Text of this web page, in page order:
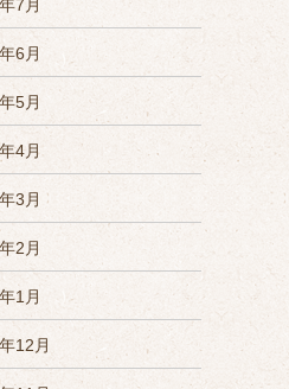
7月
6月
5月
4月
3月
2月
1月
12月